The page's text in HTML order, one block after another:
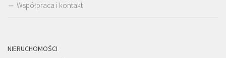
Współpraca i kontakt
NIERUCHOMOŚCI